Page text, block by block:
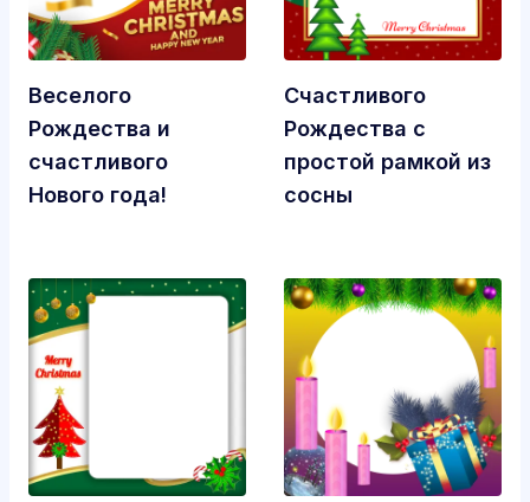
Веселого
Рождества и
счастливого
Нового года!
Счастливого
Рождества с
простой рамкой из
сосны